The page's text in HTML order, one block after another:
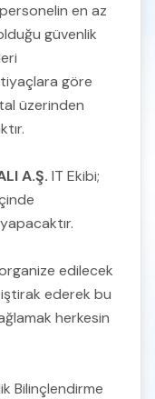
en az
güvenlik
göre
üzerinden
A.Ş. IT Ekibi;
edilecek
ederek bu
herkesin
Bilinçlendirme